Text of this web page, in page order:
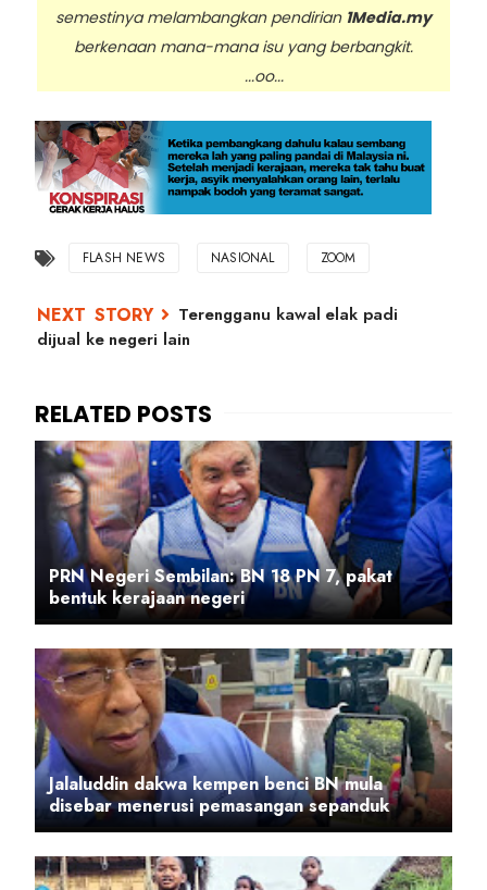
semestinya melambangkan pendirian 1Media.my
berkenaan mana-mana isu yang berbangkit.
...oo...
FLASH NEWS NASIONAL ZOOM
Terengganu kawal elak padi
dijual ke negeri lain
PRN Negeri Sembilan: BN 18 PN 7, pakat
bentuk kerajaan negeri
Jalaluddin dakwa kempen benci BN mula
disebar menerusi pemasangan sepanduk